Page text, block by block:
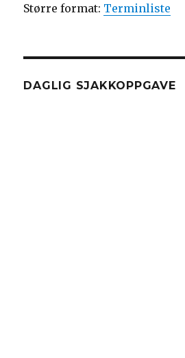
Større format: Terminliste
DAGLIG SJAKKOPPGAVE